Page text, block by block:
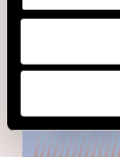
fournies ou
de leurs
vous pouvez
Politique de